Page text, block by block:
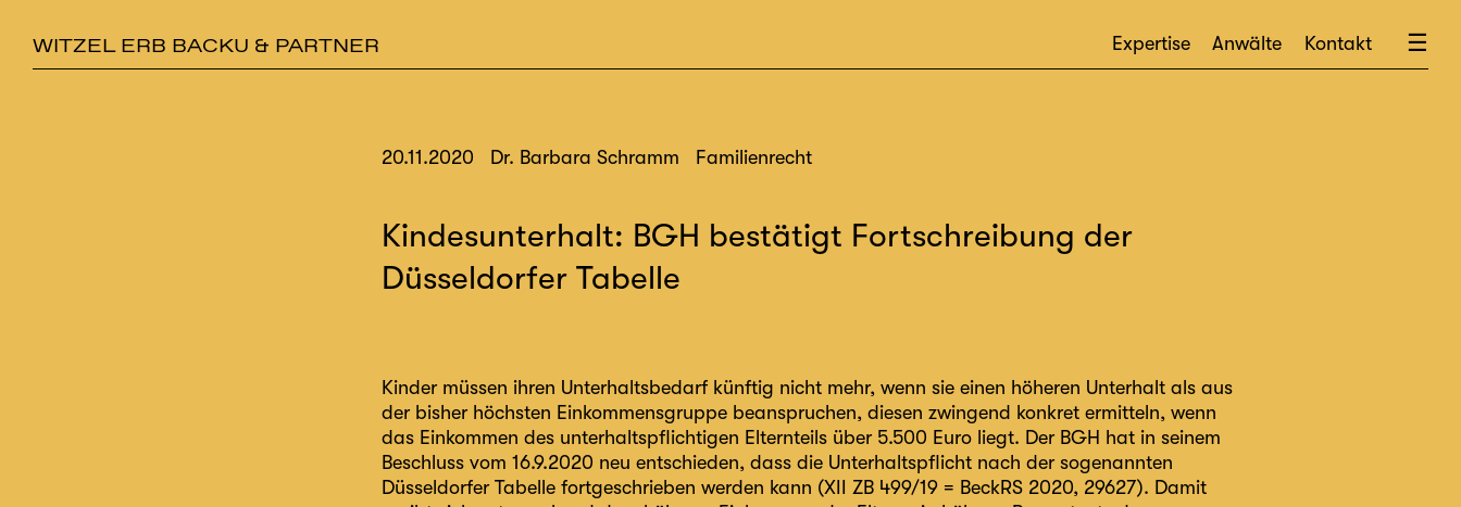
WITZEL ERB BACKU & PARTNER ☰
Expertise Anwälte Kontakt ×
20.11.2020 Dr. Barbara Schramm Familienrecht
Kindesunterhalt: BGH bestätigt Fortschreibung der
Düsseldorfer Tabelle
Kinder müssen ihren Unterhaltsbedarf künftig nicht mehr, wenn sie einen höheren Unterhalt als aus
der bisher höchsten Einkommensgruppe beanspruchen, diesen zwingend konkret ermitteln, wenn
das Einkommen des unterhaltspflichtigen Elternteils über 5.500 Euro liegt. Der BGH hat in seinem
Beschluss vom 16.9.2020 neu entschieden, dass die Unterhaltspflicht nach der sogenannten
Düsseldorfer Tabelle fortgeschrieben werden kann (XII ZB 499/19 = BeckRS 2020, 29627). Damit